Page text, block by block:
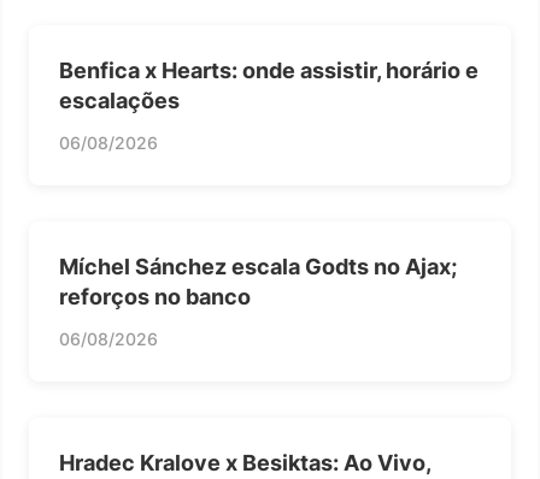
Benfica x Hearts: onde assistir, horário e
escalações
06/08/2026
Míchel Sánchez escala Godts no Ajax;
reforços no banco
06/08/2026
Hradec Kralove x Besiktas: Ao Vivo,